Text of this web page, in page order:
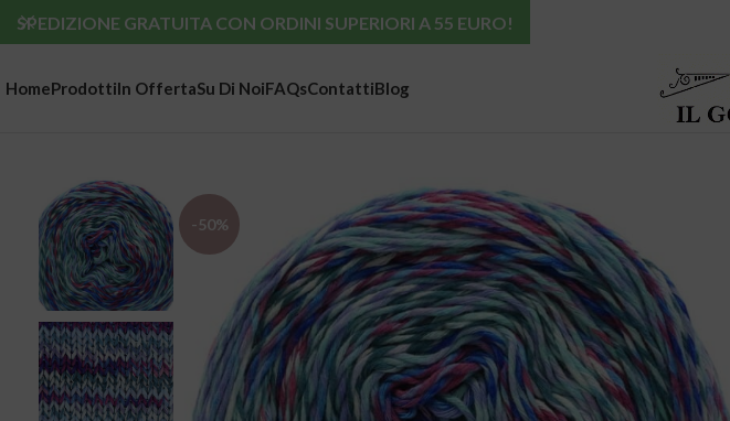
HomeProdottiIn OffertaSu Di NoiFAQsContattiBlog
-50%
SPEDIZIONE GRATUITA CON ORDINI SUPERIORI A 55 EURO!